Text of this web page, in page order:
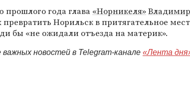
прошлого года глава «Норникеля»
превратить Норильск в притягательное
бы «не ожидали отъезда на материк».
новостей в Telegram-канале «Лента